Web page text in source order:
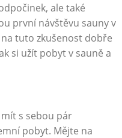
ale také
první návštěvu sauny v
tuto zkušenost dobře
si užít pobyt v sauně a
s sebou pár
pobyt. Mějte na